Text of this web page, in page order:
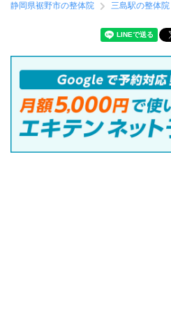
静岡県裾野市の整体院
三島駅の整体院